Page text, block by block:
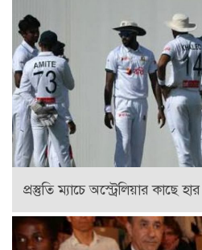
প্রস্তুতি ম্যাচে অস্ট্রেলিয়ার কাছে